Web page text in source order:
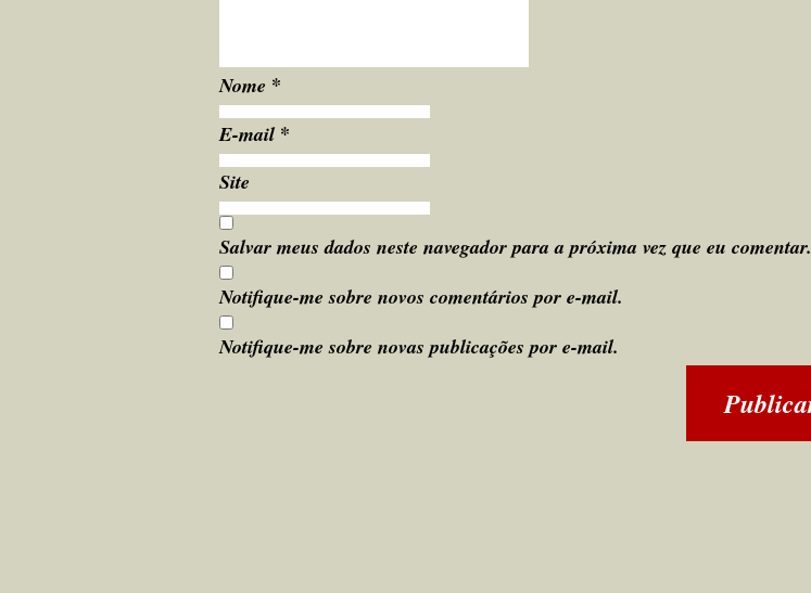
Nome *
E-mail *
Site
Salvar meus dados neste navegador para a próxima vez que eu comentar.
Notifique-me sobre novos comentários por e-mail.
Notifique-me sobre novas publicações por e-mail.